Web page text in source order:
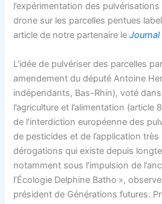
l’expérimentation des
drone sur les parcelles pentues
article de notre partenaire leJournal
L’idée de pulvériser des parcelles
amendement du député Antoine
indépendants, Bas-Rhin), voté
l’agriculture et l’alimentation (article
de l’interdiction européenne des
de pesticides et de l’application
dérogations qui existe depuis
notamment sous l’impulsion de
l’Écologie Delphine Batho »,
président de Générations futures.